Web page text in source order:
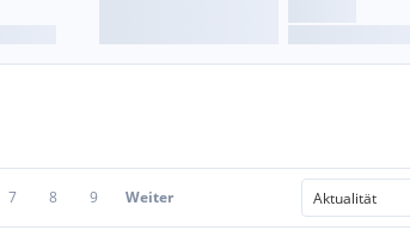
7 8 9 Weiter